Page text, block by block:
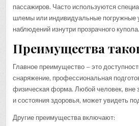
пассажиров. Часто используются
шлемы или индивидуальные погружные
наблюдений изнутри прозрачного купола.
Преимущества
Главное преимущество – это
снаряжение, профессиональная
физическая форма. Любой человек, вне
и состояния здоровья, может увидеть
Другие преимущества включают: